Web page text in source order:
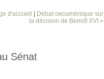
d'accueil
Débat oecuménique sur
la décision de Benoît XVI »
Sénat